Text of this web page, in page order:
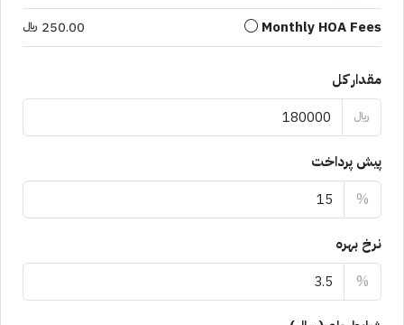
Monthly HOA Fees
250.00 ﷼
مقدار کل
﷼
پیش پرداخت
%
نرخ بهره
%